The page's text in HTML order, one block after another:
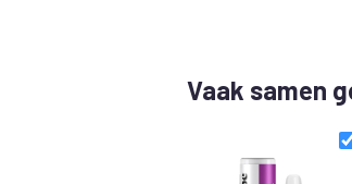
Vaak samen